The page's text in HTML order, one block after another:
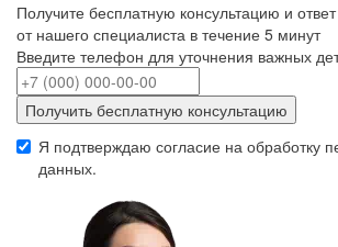
Получите бесплатную консультацию и
от нашего специалиста в течение 5 минут
Введите телефон для уточнения важных
Получить бесплатную консультацию
Я подтверждаю согласие на обработку
данных.